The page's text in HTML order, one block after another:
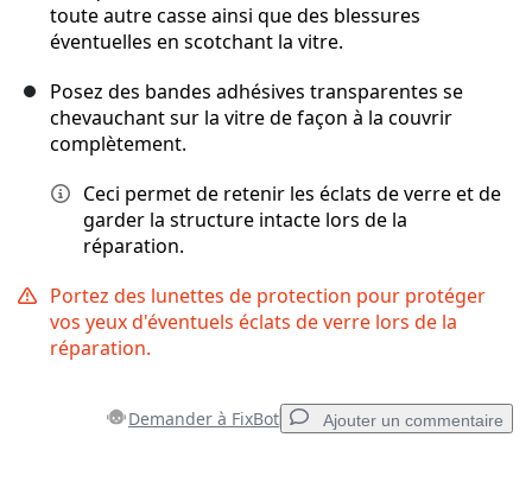
toute autre casse ainsi que des blessures
éventuelles en scotchant la vitre.
Posez des bandes adhésives transparentes se
chevauchant sur la vitre de façon à la couvrir
complètement.
Ceci permet de retenir les éclats de verre et de
garder la structure intacte lors de la
réparation.
Portez des lunettes de protection pour protéger
vos yeux d'éventuels éclats de verre lors de la
réparation.
Demander à FixBot Ajouter un commentaire